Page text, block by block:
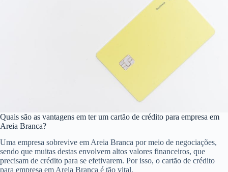
Quais são as vantagens em ter um cartão de crédito para empresa em
Areia Branca?
Uma empresa sobrevive em Areia Branca por meio de negociações,
sendo que muitas destas envolvem altos valores financeiros, que
precisam de crédito para se efetivarem. Por isso, o cartão de crédito
para empresa em Areia Branca é tão vital.